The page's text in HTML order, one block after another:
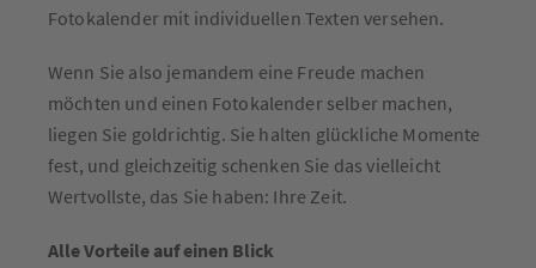
Fotokalender mit individuellen Texten versehen.
Wenn Sie also jemandem eine Freude machen
möchten und einen Fotokalender selber machen,
liegen Sie goldrichtig. Sie halten glückliche Momente
fest, und gleichzeitig schenken Sie das vielleicht
Wertvollste, das Sie haben: Ihre Zeit.
Alle Vorteile auf einen Blick